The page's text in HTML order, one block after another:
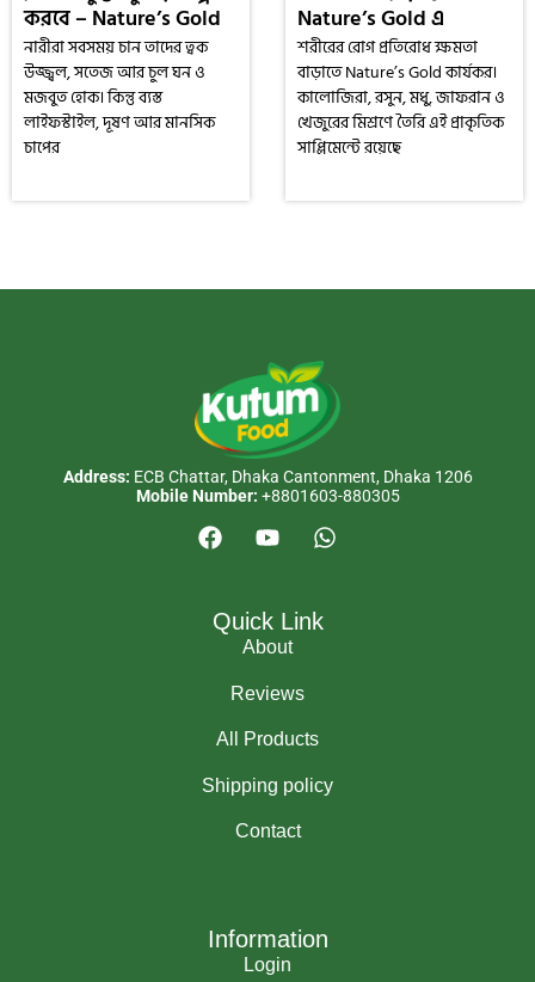
করবে – Nature’s Gold
নারীরা সবসময় চান তাদের ত্বক
উজ্জ্বল, সতেজ আর চুল ঘন ও
মজবুত হোক। কিন্তু ব্যস্ত
লাইফস্টাইল, দূষণ আর মানসিক
চাপের
Nature’s Gold এ
শরীরের রোগ প্রতিরোধ ক্ষমতা
বাড়াতে Nature’s Gold কার্যকর।
কালোজিরা, রসুন, মধু, জাফরান ও
খেজুরের মিশ্রণে তৈরি এই প্রাকৃতিক
সাপ্লিমেন্টে রয়েছে
Address: ECB Chattar, Dhaka Cantonment, Dhaka 1206
Mobile Number: +8801603-880305
Quick Link
About
Reviews
All Products
Shipping policy
Contact
Information
Login